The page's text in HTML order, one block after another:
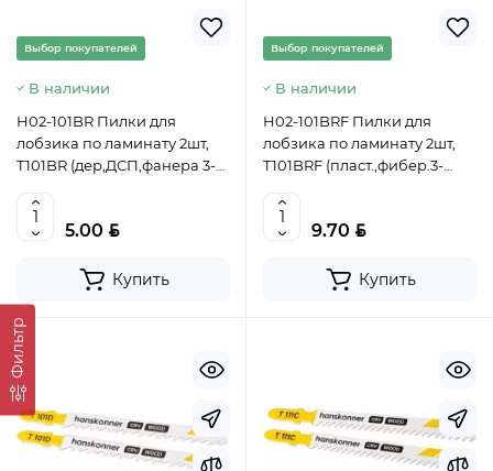
Фильтр
Выбор покупателей
В наличии
H02-101BR Пилки для
лобзика по ламинату 2шт,
T101BR (дер,ДСП,фанера 3-
4603010130734 (CN)
5.00 BYN
Купить
Выбор покупателей
В наличии
H02-101BRF Пилки для
лобзика по ламинату 2шт,
T101BRF (пласт.,фибер.3-
4603010130758 (CN)
9.70 BYN
Купить